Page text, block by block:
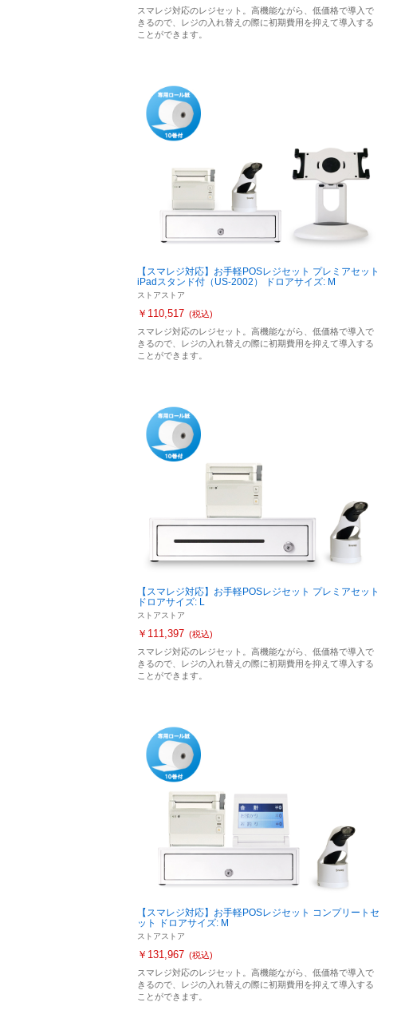
スマレジ対応のレジセット。高機能ながら、低価格で導入で
きるので、レジの入れ替えの際に初期費用を抑えて導入する
ことができます。
【スマレジ対応】お手軽POSレジセット プレミアセット
iPadスタンド付（US-2002） ドロアサイズ: M
ストアストア
￥110,517 (税込)
スマレジ対応のレジセット。高機能ながら、低価格で導入で
きるので、レジの入れ替えの際に初期費用を抑えて導入する
ことができます。
【スマレジ対応】お手軽POSレジセット プレミアセット
ドロアサイズ: L
ストアストア
￥111,397 (税込)
スマレジ対応のレジセット。高機能ながら、低価格で導入で
きるので、レジの入れ替えの際に初期費用を抑えて導入する
ことができます。
【スマレジ対応】お手軽POSレジセット コンプリートセ
ット ドロアサイズ: M
ストアストア
￥131,967 (税込)
スマレジ対応のレジセット。高機能ながら、低価格で導入で
きるので、レジの入れ替えの際に初期費用を抑えて導入する
ことができます。